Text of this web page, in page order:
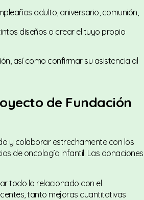
adulto, aniversario, comunión,
diseños o crear el tuyo propio
así como confirmar su asistencia al
de Fundación
y colaborar estrechamente con los
de oncología infantil. Las donaciones
todo lo relacionado con el
tanto mejoras cuantitativas